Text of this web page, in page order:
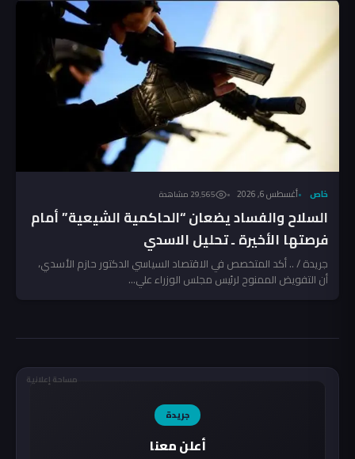
خاص أغسطس 6, 2026 29٬565 مشاهدة
السلاح والفساد يضعان “الحاكمية الشيعية” أمام
فرصتها الأخيرة ـ تحليل الاسدي
جريدة / .. أكد المتخصص في الاقتصاد السياسي الدكتور حازم الأسدي،
أن التفويض الممنوح لرئيس مجلس الوزراء علي...
مساحة إعلانية
جريدة
أعلن معنا